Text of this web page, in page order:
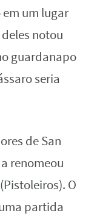
um lugar
notou
guardanapo
seria
de San
renomeou
O
partida